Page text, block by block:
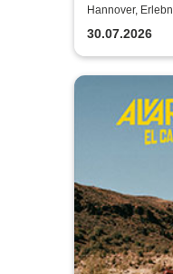
der Welt
Hannover,
30.07.2026